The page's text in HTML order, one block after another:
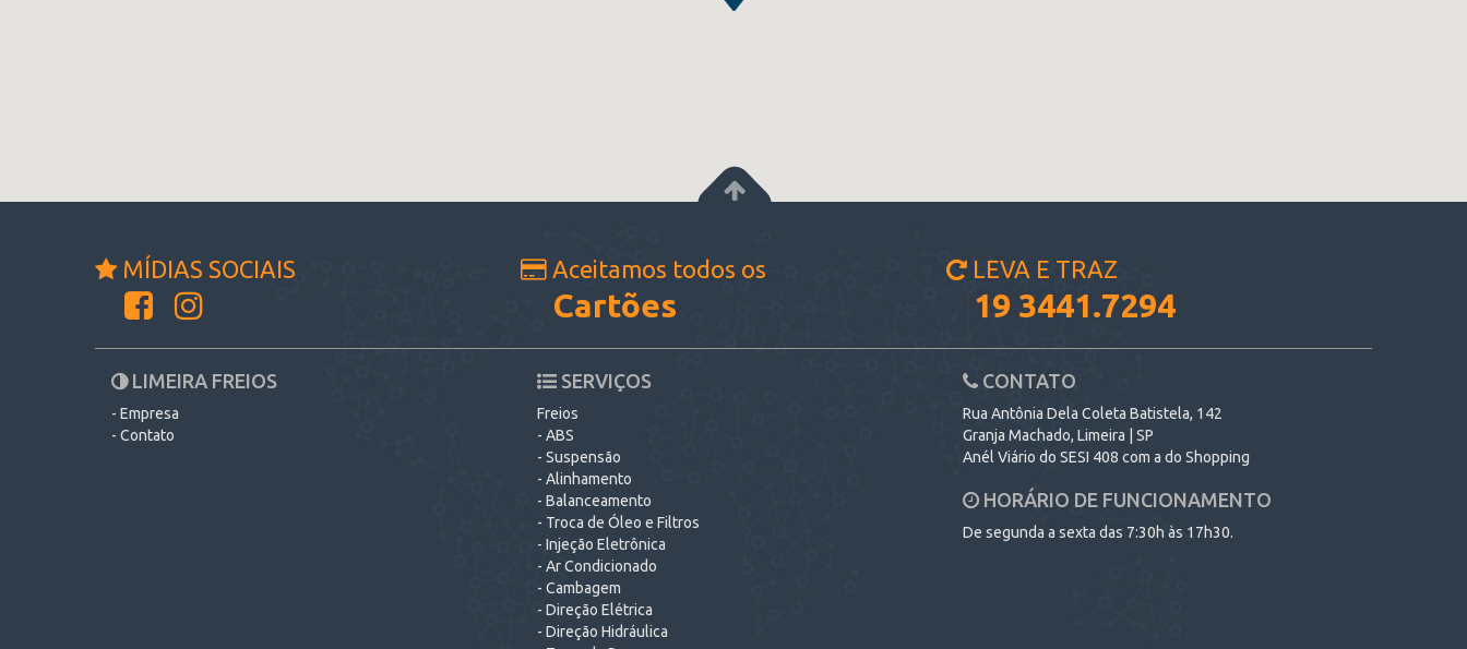
MÍDIAS SOCIAIS Aceitamos todos os
Cartões
LEVA E TRAZ
19 3441.7294
LIMEIRA FREIOS
- Empresa
- Contato
SERVIÇOS
Freios
- ABS
- Suspensão
- Alinhamento
- Balanceamento
- Troca de Óleo e Filtros
- Injeção Eletrônica
- Ar Condicionado
- Cambagem
- Direção Elétrica
- Direção Hidráulica
CONTATO
Rua Antônia Dela Coleta Batistela, 142
Granja Machado, Limeira | SP
Anél Viário do SESI 408 com a do Shopping
HORÁRIO DE FUNCIONAMENTO
De segunda a sexta das 7:30h às 17h30.